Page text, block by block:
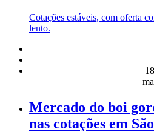
Cotações estáveis, com oferta
lento.
18
Mercado do boi
nas cotações em